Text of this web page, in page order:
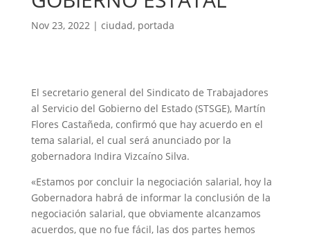
Nov 23, 2022| ciudad, portada
El secretario general del Sindicato de Trabajadores
al Servicio del Gobierno del Estado (STSGE), Martín
Flores Castañeda, confirmó que hay acuerdo en el
tema salarial, el cual será anunciado por la
gobernadora Indira Vizcaíno Silva.
«Estamos por concluir la negociación salarial, hoy la
Gobernadora habrá de informar la conclusión de la
negociación salarial, que obviamente alcanzamos
acuerdos, que no fue fácil, las dos partes hemos